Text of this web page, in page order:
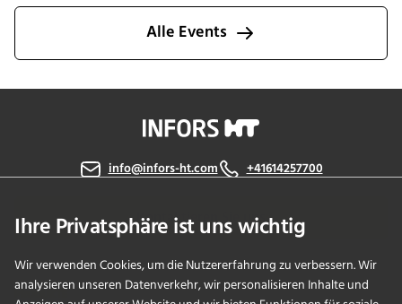
Alle Events
Ihre Privatsphäre ist uns wichtig
Wir verwenden Cookies, um die Nutzererfahrung zu verbessern. Wir
analysieren unseren Datenverkehr, wir personalisieren Inhalte und
info@infors-ht.com +41614257700
Kontaktieren Sie uns
PRODUKTE